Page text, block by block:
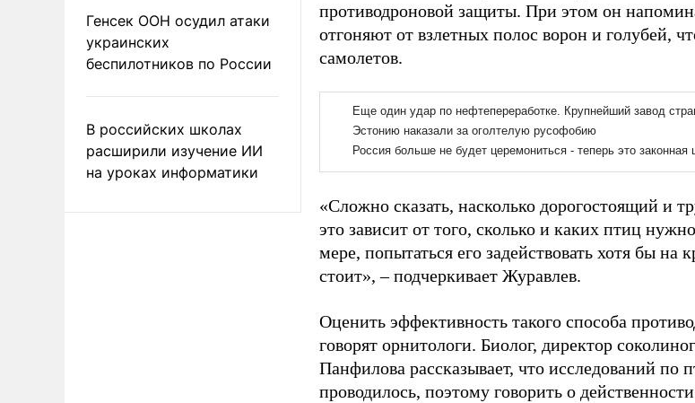
Генсек ООН осудил атаки
украинских
беспилотников по России
В российских школах
расширили изучение ИИ
на уроках информатики
противодроновой защиты. При этом он
отгоняют от взлетных полос ворон и голубей,
самолетов.
«Сложно сказать, насколько дорогостоящий и
это зависит от того, сколько и каких птиц
мере, попытаться его задействовать хотя бы
стоит», – подчеркивает Журавлев.
Оценить эффективность такого способа
говорят орнитологи. Биолог, директор
Панфилова рассказывает, что исследований по
проводилось, поэтому говорить о